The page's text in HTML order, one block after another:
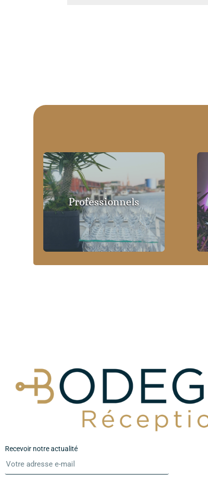
Professionnels
Recevoir notre actualité